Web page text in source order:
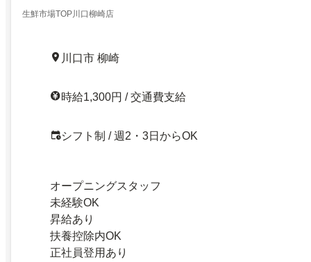
生鮮市場TOP川口柳崎店
川口市 柳崎
時給1,300円 / 交通費支給
シフト制 / 週2・3日からOK
オープニングスタッフ
未経験OK
昇給あり
扶養控除内OK
正社員登用あり